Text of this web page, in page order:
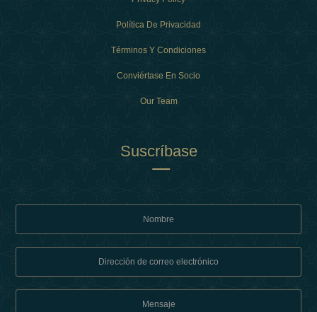
Política De Privacidad
Términos Y Condiciones
Conviértase En Socio
Our Team
Suscríbase